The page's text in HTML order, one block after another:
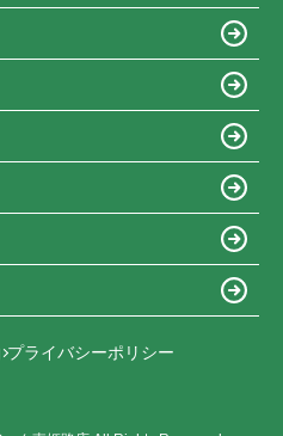
プライバシーポリシー